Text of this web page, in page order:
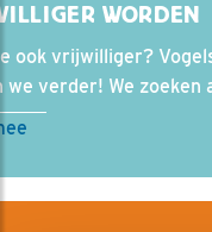
WORDEN
ook vrijwilliger?
we verder! We